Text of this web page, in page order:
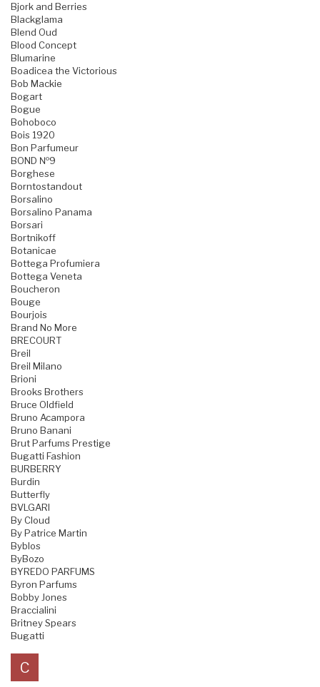
Bjork and Berries
Blackglama
Blend Oud
Blood Concept
Blumarine
Boadicea the Victorious
Bob Mackie
Bogart
Bogue
Bohoboco
Bois 1920
Bon Parfumeur
BOND №9
Borghese
Borntostandout
Borsalino
Borsalino Panama
Borsari
Bortnikoff
Botanicae
Bottega Profumiera
Bottega Veneta
Boucheron
Bouge
Bourjois
Brand No More
BRECOURT
Breil
Breil Milano
Brioni
Brooks Brothers
Bruce Oldfield
Bruno Acampora
Bruno Banani
Brut Parfums Prestige
Bugatti Fashion
BURBERRY
Burdin
Butterfly
BVLGARI
By Cloud
By Patrice Martin
Byblos
ByBozo
BYREDO PARFUMS
Byron Parfums
Bobby Jones
Braccialini
Britney Spears
Bugatti
C